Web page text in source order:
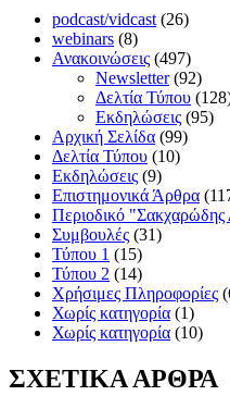
podcast/vidcast (26)
webinars (8)
Ανακοινώσεις (497)
Newsletter(92)
Δελτία Τύπου
Εκδηλώσεις (95)
Αρχική Σελίδα (99)
Δελτία Τύπου (10)
Εκδηλώσεις (9)
Επιστημονικά Άρθρα
Περιοδικό "Σακχαρώδης
Συμβουλές (31)
Τύπου 1 (15)
Τύπου 2 (14)
Χρήσιμες Πληροφορίες
Χωρίς κατηγορία (1)
Χωρίς κατηγορία (10)
ΣΧΕΤΙΚΑ ΑΡΘΡΑ